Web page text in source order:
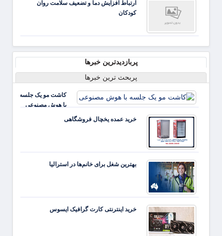
ارتباط افزایش دما و تضعیف سلامت روان
کودکان
پربازدیدترین خبرها
پربحث ترین خبرها
کاشت مو یک جلسه
با هوش مصنوعی
خرید عمده یخچال فروشگاهی
بهترین شغل برای خانم‌ها در استرالیا
خرید اینترنتی کارت گرافیک ایسوس